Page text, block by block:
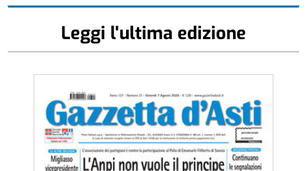
Leggi l'ultima edizione